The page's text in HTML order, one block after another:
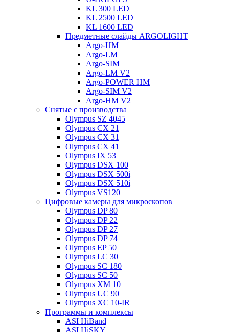
KL 300 LED
KL 2500 LED
KL 1600 LED
Предметные слайды ARGOLIGHT
Argo-HM
Argo-LM
Argo-SIM
Argo-LM V2
Argo-POWER HM
Argo-SIM V2
Argo-HM V2
Снятые с производства
Olympus SZ 4045
Olympus CX 21
Olympus CX 31
Olympus CX 41
Olympus IX 53
Olympus DSX 100
Olympus DSX 500i
Olympus DSX 510i
Olympus VS120
Цифровые камеры для микроскопов
Olympus DP 80
Olympus DP 22
Olympus DP 27
Olympus DP 74
Olympus EP 50
Olympus LC 30
Olympus SC 180
Olympus SC 50
Olympus XM 10
Olympus UC 90
Olympus XC 10-IR
Программы и комплексы
ASI HiBand
ASI HiSKY